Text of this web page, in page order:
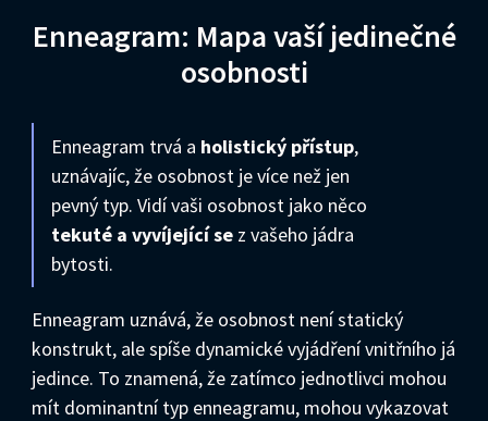
Enneagram: Mapa vaší jedinečné
osobnosti
Enneagram trvá a holistický přístup,
uznávajíc, že ​​osobnost je více než jen
pevný typ. Vidí vaši osobnost jako něco
tekuté a vyvíjející se z vašeho jádra
bytosti.
Enneagram uznává, že osobnost není statický
konstrukt, ale spíše dynamické vyjádření vnitřního já
jedince. To znamená, že zatímco jednotlivci mohou
mít dominantní typ enneagramu, mohou vykazovat